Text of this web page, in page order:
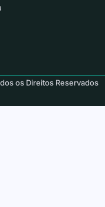
os Direitos Reservados